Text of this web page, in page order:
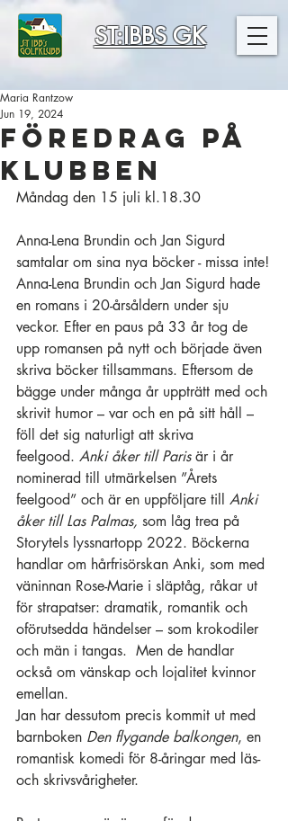
ST:IBBS GK
Föredrag på
klubben
Maria Rantzow
Jun 19, 2024
Måndag den 15 juli kl.18.30
Anna-Lena Brundin och Jan Sigurd
samtalar om sina nya böcker - missa inte!
Anna-Lena Brundin och Jan Sigurd hade
en romans i 20-årsåldern under sju
veckor. Efter en paus på 33 år tog de
upp romansen på nytt och började även
skriva böcker tillsammans. Eftersom de
bägge under många år uppträtt med och
skrivit humor – var och en på sitt håll –
föll det sig naturligt att skriva
feelgood. Anki åker till Paris är i år
nominerad till utmärkelsen ”Årets
feelgood” och är en uppföljare till Anki
åker till Las Palmas, som låg trea på
Storytels lyssnartopp 2022. Böckerna
handlar om hårfrisörskan Anki, som med
väninnan Rose-Marie i släptåg, råkar ut
för strapatser: dramatik, romantik och
oförutsedda händelser – som krokodiler
och män i tangas.  Men de handlar
också om vänskap och lojalitet kvinnor
emellan.
Jan har dessutom precis kommit ut med
barnboken Den flygande balkongen, en
romantisk komedi för 8-åringar med läs-
och skrivsvårigheter.